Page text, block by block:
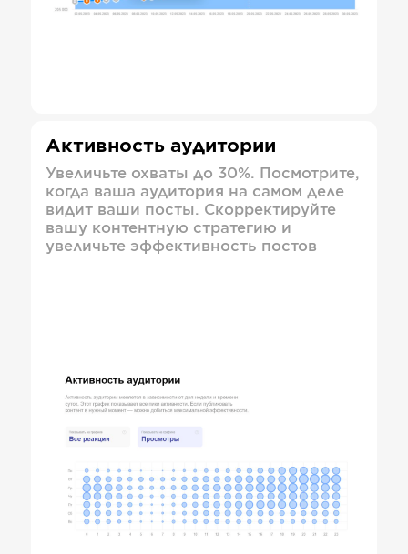
Активность аудитории
Увеличьте охваты до 30%. Посмотрите,
когда ваша аудитория на самом деле
видит ваши посты. Скорректируйте
вашу контентную стратегию и
увеличьте эффективность постов